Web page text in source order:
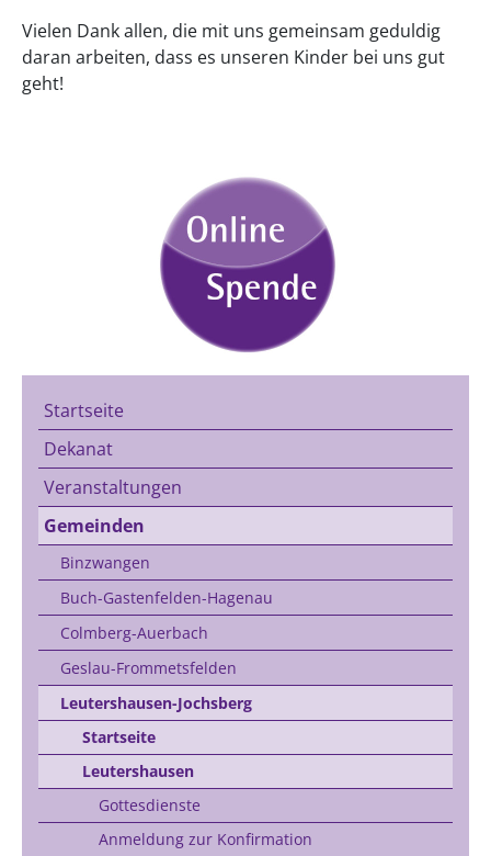
Vielen Dank allen, die mit uns gemeinsam geduldig
daran arbeiten, dass es unseren Kinder bei uns gut
geht!
Startseite
Dekanat
Veranstaltungen
Gemeinden
Binzwangen
Buch-Gastenfelden-Hagenau
Colmberg-Auerbach
Geslau-Frommetsfelden
Leutershausen-Jochsberg
Startseite
Leutershausen
Gottesdienste
Anmeldung zur Konfirmation